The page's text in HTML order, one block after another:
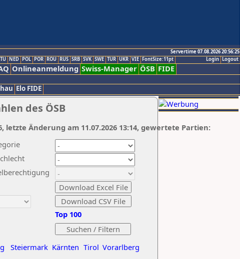
Servertime 07.08.2026 20:56:25
Logout
Login
NED POL POR ROU RUS SRB SVK SWE TUR UKR VIE FontSize:11pt
Onlineanmeldung Swiss-Manager ÖSB FIDE
Elo FIDE
des ÖSB
Steiermark Kärnten Tirol Vorarlberg
Top 100
letzte Änderung am 11.07.2026 13:14, gewertete Partien: